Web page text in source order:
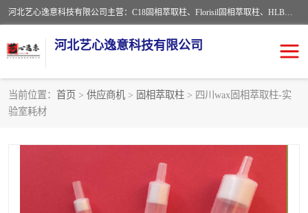
河北艺心逸意科技有限公司主营：C18固相萃取柱、Florisil固相萃取柱、HLB固相萃取柱、MCX固相萃取柱、QuEChERS、固相萃取空柱、针式过滤器 、固相萃取柱、黄曲霉毒素亲和柱。全国咨询热线：18630105913。河北艺心逸意科技有限公司接受来样定做，我们秉承着“顾客至上，锐意进取”的经营理念，坚持客户至上的原则为广大客户提供优质的服务，欢迎广大客户惠顾！免费咨询！
河北艺心逸意科技有限公司
当前位置： 首页 > 供应商机 > 固相萃取柱 > 四川wax固相萃取柱-实
验室耗材
固相萃取柱
QuEChERS SPE填料